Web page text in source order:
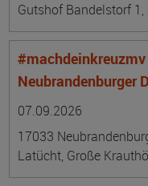
Gutshof Bandelstorf
Neubrandenburger
07.09.2026
17033
Latücht, Große